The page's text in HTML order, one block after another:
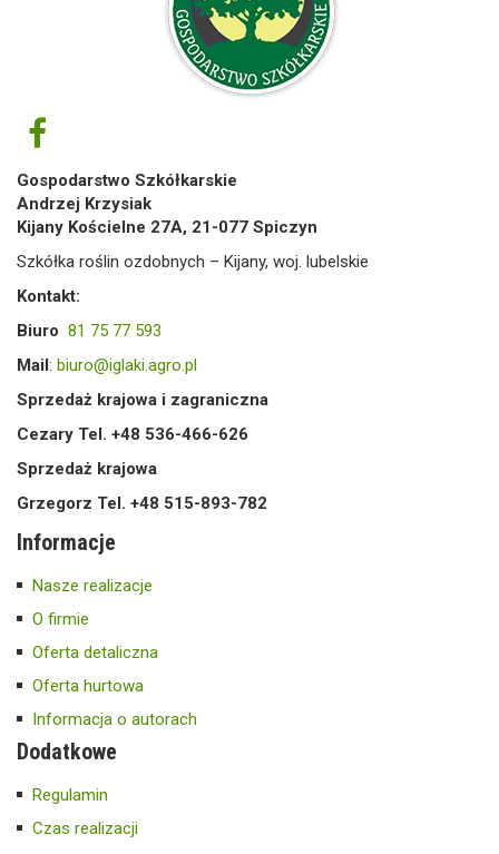
Gospodarstwo Szkółkarskie
Andrzej Krzysiak
Kijany Kościelne 27A, 21-077 Spiczyn
Szkółka roślin ozdobnych – Kijany, woj. lubelskie
Kontakt:
Biuro 81 75 77 593
Mail: biuro@iglaki.agro.pl
Sprzedaż krajowa i zagraniczna
Cezary Tel. +48 536-466-626
Sprzedaż krajowa
Grzegorz Tel. +48 515-893-782
Informacje
Nasze realizacje
O firmie
Oferta detaliczna
Oferta hurtowa
Informacja o autorach
Dodatkowe
Regulamin
Czas realizacji